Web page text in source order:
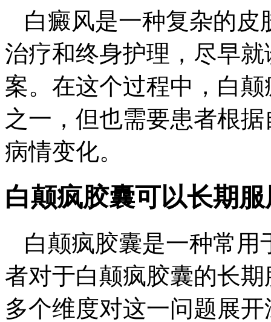
白癜风是一种复杂的
治疗和终身护理，尽早
案。在这个过程中，白
之一，但也需要患者根
病情变化。
白颠疯胶囊可以长期
白颠疯胶囊是一种常
者对于白颠疯胶囊的长
多个维度对这一问题展